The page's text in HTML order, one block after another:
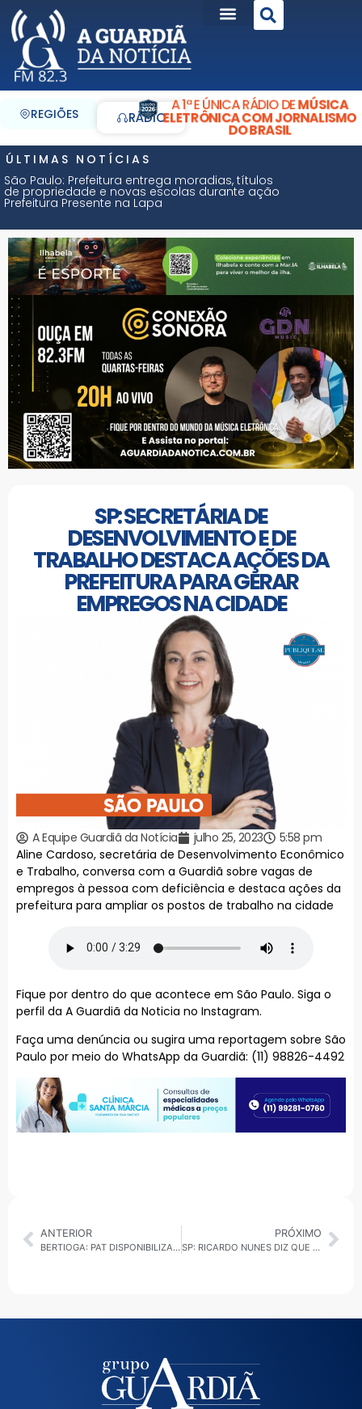
REGIÕES RÁDIO
A 1ª E ÚNICA RÁDIO DEMÚSICA
ELETRÔNICA COM JORNALISMO
DO BRASIL
ÚLTIMAS NOTÍCIAS
São Paulo: Prefeitura entrega moradias, títulos
de propriedade e novas escolas durante ação
Prefeitura Presente na Lapa
SP: SECRETÁRIA DE
DESENVOLVIMENTO E DE
TRABALHO DESTACA AÇÕES DA
PREFEITURA PARA GERAR
EMPREGOS NA CIDADE
A Equipe Guardiã da Notícia julho 25, 2023
5:58 pm
Aline Cardoso, secretária de Desenvolvimento Econômico
e Trabalho, conversa com a Guardiã sobre vagas de
empregos à pessoa com deficiência e destaca ações da
prefeitura para ampliar os postos de trabalho na cidade
Fique por dentro do que acontece em São Paulo. Siga o
perfil da A Guardiã da Noticia no Instagram.
Faça uma denúncia ou sugira uma reportagem sobre São
Paulo por meio do WhatsApp da Guardiã: (11) 98826-4492
ANTERIOR
BERTIOGA: PAT DISPONIBILIZA 40 VAGAS PARA ESTA SEMANA
PRÓXIMO
SP: RICARDO NUNES DIZ QUE A PARCERIA COM O GOVERNO DO ESTADO SEGUE FIRME; MAS ALERTA QUE O ESTADO NÃO CONSEGUIRÁ RESOLVER SOZINHO O PROBLEMA DA CRACOLÂNDIA